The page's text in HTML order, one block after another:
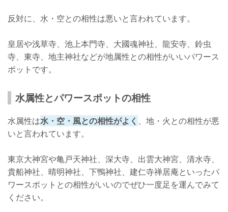
反対に、水・空との相性は悪いと言われています。
皇居や浅草寺、池上本門寺、大國魂神社、龍安寺、鈴虫
寺、東寺、地主神社などが地属性との相性がいいパワース
ポットです。
水属性とパワースポットの相性
水属性は水・空・風との相性がよく 、地・火との相性が悪
いと言われています。
東京大神宮や亀戸天神社、深大寺、出雲大神宮、清水寺、
貴船神社、晴明神社、下鴨神社、建仁寺禅居庵といったパ
ワースポットとの相性がいいのでぜひ一度足を運んでみて
ください。